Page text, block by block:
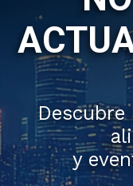
Descubre
y